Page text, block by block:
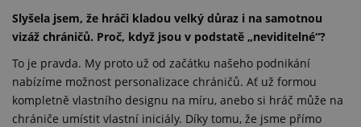
Slyšela jsem, že hráči kladou velký důraz i na samotnou
vizáž chráničů. Proč, když jsou v podstatě „neviditelné“?
To je pravda. My proto už od začátku našeho podnikání
nabízíme možnost personalizace chráničů. Ať už formou
kompletně vlastního designu na míru, anebo si hráč může na
chrániče umístit vlastní iniciály. Díky tomu, že jsme přímo